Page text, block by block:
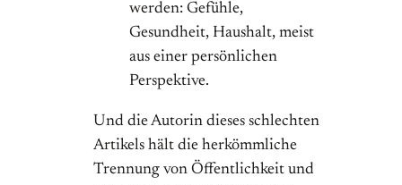
werden: Gefühle,
Gesundheit, Haushalt, meist
aus einer persönlichen
Perspektive.
Und die Autorin dieses schlechten
Artikels hält die herkömmliche
Trennung von Öffentlichkeit und